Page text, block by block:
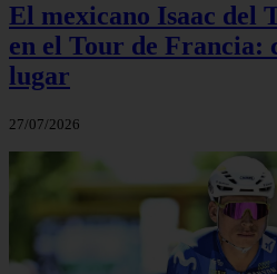
El mexicano Isaac del
en el Tour de Francia:
lugar
27/07/2026